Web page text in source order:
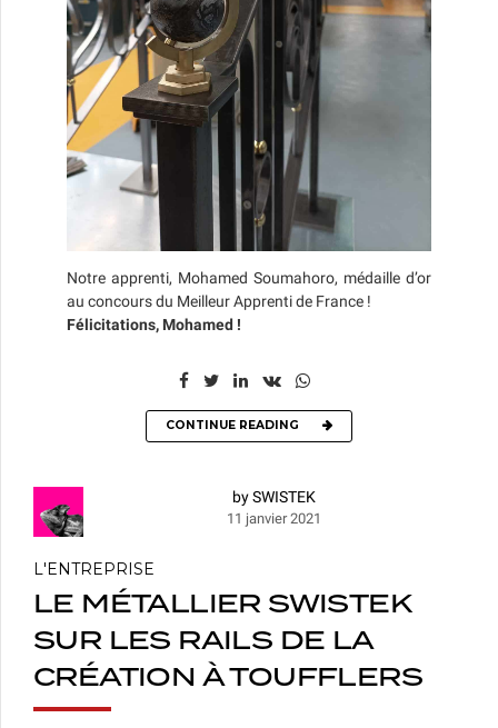
Notre apprenti, Mohamed Soumahoro, médaille d’or
au concours du Meilleur Apprenti de France !
Félicitations, Mohamed !
CONTINUE READING
by SWISTEK
11 janvier 2021
L'ENTREPRISE
LE MÉTALLIER SWISTEK
SUR LES RAILS DE LA
CRÉATION À TOUFFLERS